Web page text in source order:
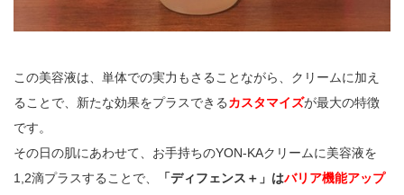
この美容液は、単体での実力もさることながら、クリームに加え
ることで、新たな効果をプラスできるカスタマイズが最大の特徴
です。
その日の肌にあわせて、お手持ちのYON-KAクリームに美容液を
1,2滴プラスすることで、
「ディフェンス＋」はバリア機能アップ